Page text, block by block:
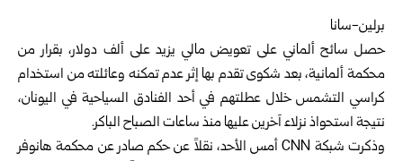
برلين-سانا
حصل سائح ألماني على تعويض مالي يزيد على ألف دولار، بقرار من
محكمة ألمانية، بعد شكوى تقدم بها إثر عدم تمكنه وعائلته من استخدام
كراسي التشمس خلال عطلتهم في أحد الفنادق السياحية في اليونان،
نتيجة استحواذ نزلاء آخرين عليها منذ ساعات الصباح الباكر.
وذكرت شبكة CNN أمس الأحد، نقلاً عن حكم صادر عن محكمة هانوفر